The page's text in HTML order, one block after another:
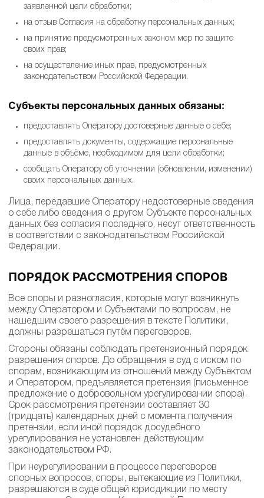
заявленной цели обработки;
на отзыв Согласия на обработку персональных данных;
на принятие предусмотренных законом мер по защите
своих прав;
на осуществление иных прав, предусмотренных
законодательством Российской Федерации.
Субъекты персональных данных обязаны:
предоставлять Оператору достоверные данные о себе;
предоставлять документы, содержащие персональные
данные в объёме, необходимом для цели обработки;
сообщать Оператору об уточнении (обновлении, изменении)
своих персональных данных.
Лица, передавшие Оператору недостоверные сведения
о себе либо сведения о другом Субъекте персональных
данных без согласия последнего, несут ответственность
в соответствии с законодательством Российской
Федерации.
ПОРЯДОК РАССМОТРЕНИЯ СПОРОВ
Все споры и разногласия, которые могут возникнуть
между Оператором и Субъектами по вопросам, не
нашедшим своего разрешения в тексте Политики,
должны разрешаться путём переговоров.
Стороны обязаны соблюдать претензионный порядок
разрешения споров. До обращения в суд с иском по
спорам, возникающим из отношений между Субъектом
и Оператором, предъявляется претензия (письменное
предложение о добровольном урегулировании спора).
Срок рассмотрения претензии составляет 30
(тридцать) календарных дней с момента получения
претензии, если иной порядок досудебного
урегулирования не установлен действующим
законодательством РФ.
При неурегулировании в процессе переговоров
спорных вопросов, споры, вытекающие из Политики,
разрешаются в суде общей юрисдикции по месту